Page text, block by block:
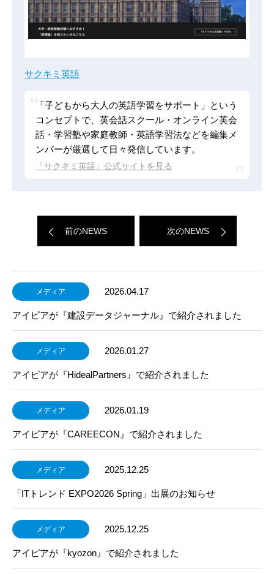
サクキミ英語
「子どもから大人の英語学習をサポート」という
コンセプトで、英会話スクール・オンライン英会
話・学習塾や家庭教師・英語学習法などを編集メ
ンバーが厳選して日々発信しています。
「サクキミ英語」公式サイトを見る
前のNEWS 次のNEWS
メディア 2026.04.17
アイピアが『建設データジャーナル』で紹介されました
メディア 2026.01.27
アイピアが『HidealPartners』で紹介されました
メディア 2026.01.19
アイピアが『CAREECON』で紹介されました
メディア 2025.12.25
「ITトレンド EXPO2026 Spring」出展のお知らせ
メディア 2025.12.25
アイピアが『kyozon』で紹介されました